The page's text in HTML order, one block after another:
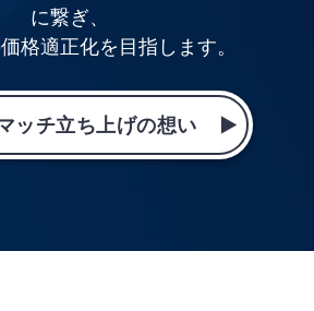
に繋ぎ、
格適正化を目指します。
ッチ立ち上げの想い